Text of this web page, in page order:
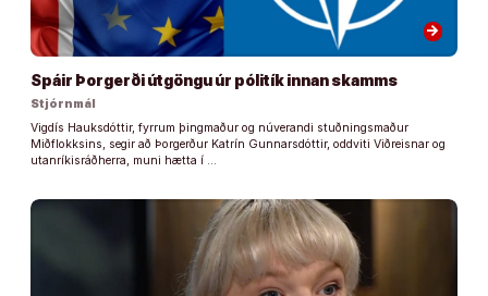
arrow_forward
Spáir Þorgerði útgöngu úr pólitík innan skamms
Stjórnmál
Vigdís Hauksdóttir, fyrrum þingmaður og núverandi stuðningsmaður
Miðflokksins, segir að Þorgerður Katrín Gunnarsdóttir, oddviti Viðreisnar og
utanríkisráðherra, muni hætta í …